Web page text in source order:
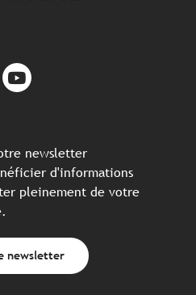
newsletter
d'informations
pleinement de votre
newsletter